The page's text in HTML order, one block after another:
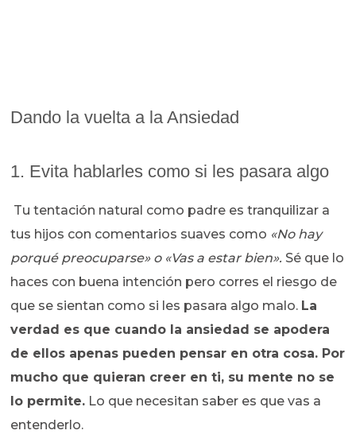
Dando la vuelta a la Ansiedad
1. Evita hablarles como si les pasara algo
Tu tentación natural como padre es tranquilizar a
tus hijos con comentarios suaves como «No hay
porqué preocuparse» o «Vas a estar bien». Sé que lo
haces con buena intención pero corres el riesgo de
que se sientan como si les pasara algo malo. La
verdad es que cuando la ansiedad se apodera
de ellos apenas pueden pensar en otra cosa. Por
mucho que quieran creer en ti, su mente no se
lo permite. Lo que necesitan saber es que vas a
entenderlo.